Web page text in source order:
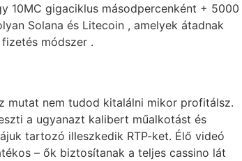
10MC gigaciklus másodpercenként + 5000
Solana és Litecoin , amelyek átadnak
módszer .
mutat nem tudod kitalálni mikor profitálsz.
a ugyanazt kalibert műalkotást és
tartozó illeszkedik RTP-ket. Élő videó
– ők biztosítanak a teljes cassino lát